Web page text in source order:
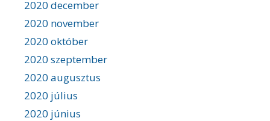
2020 december
2020 november
2020 október
2020 szeptember
2020 augusztus
2020 július
2020 június